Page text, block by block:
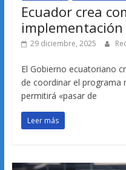
Ecuador crea
29 diciembre, 2025
El Gobierno ecuatoriano
de coordinar el programa
permitirá «pasar de
Leer más